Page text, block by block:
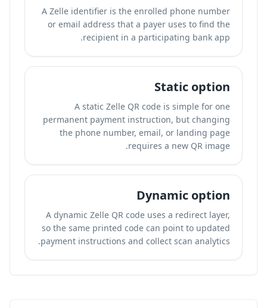
A Zelle identifier is the enrolled phone number
or email address that a payer uses to find the
recipient in a participating bank app.
Static option
A static Zelle QR code is simple for one
permanent payment instruction, but changing
the phone number, email, or landing page
requires a new QR image.
Dynamic option
A dynamic Zelle QR code uses a redirect layer,
so the same printed code can point to updated
payment instructions and collect scan analytics.